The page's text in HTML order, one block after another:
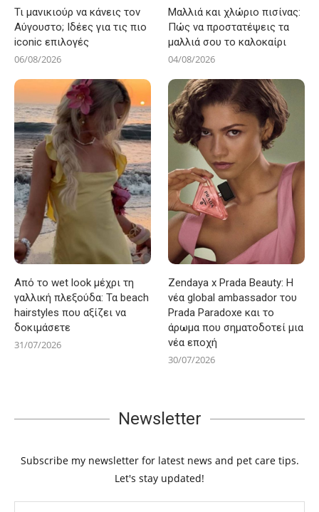
Τι μανικιούρ να κάνεις τον
Αύγουστο; Ιδέες για τις πιο
iconic επιλογές
06/08/2026
Μαλλιά και χλώριο πισίνας:
Πώς να προστατέψεις τα
μαλλιά σου το καλοκαίρι
04/08/2026
Από το wet look μέχρι τη
γαλλική πλεξούδα: Τα beach
hairstyles που αξίζει να
δοκιμάσετε
31/07/2026
Zendaya x Prada Beauty: Η
νέα global ambassador του
Prada Paradoxe και το
άρωμα που σηματοδοτεί μια
νέα εποχή
30/07/2026
Newsletter
Subscribe my newsletter for latest news and pet care tips.
Let's stay updated!